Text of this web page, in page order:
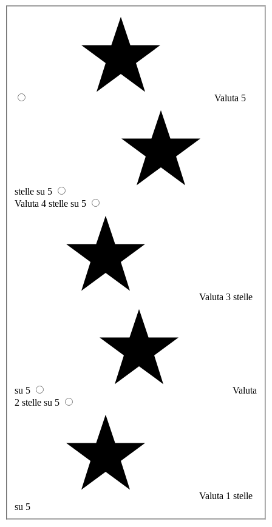
Valuta 5
stelle su 5
Valuta 4 stelle su 5
Valuta 3 stelle
su 5
Valuta
2 stelle su 5
Valuta 1 stelle
su 5